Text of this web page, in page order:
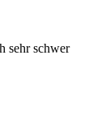
sehr schwer